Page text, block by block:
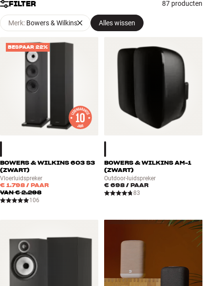
Accessoires
INSPIRATIE
MERKEN
NIEUW
AANBIEDINGEN
Klantenservice
Bouw met geluid
FILTER 87 producten
Merk: Bowers & Wilkins Alles wissen
BESPAAR 22%
BOWERS & WILKINS 603 S3
(ZWART)
Vloerluidspreker
€ 1.798 / PAAR
VAN€ 2.298
106
BOWERS & WILKINS AM-1
(ZWART)
Outdoor-luidspreker
€ 698 / PAAR
83